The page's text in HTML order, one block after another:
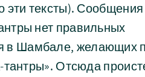
эти тексты). Сообщения
нет правильных
в Шамбале, желающих
Отсюда